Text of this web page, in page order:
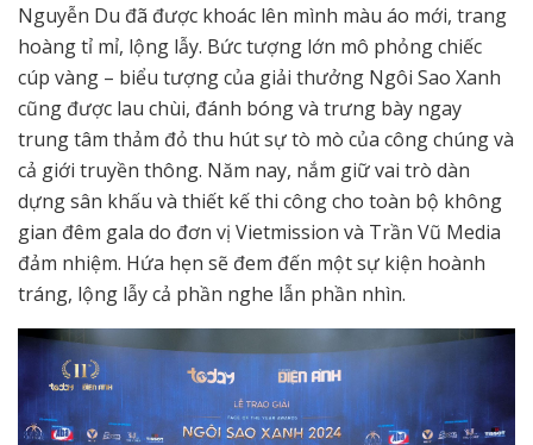
Nguyễn Du đã được khoác lên mình màu áo mới, trang
hoàng tỉ mỉ, lộng lẫy. Bức tượng lớn mô phỏng chiếc
cúp vàng – biểu tượng của giải thưởng Ngôi Sao Xanh
cũng được lau chùi, đánh bóng và trưng bày ngay
trung tâm thảm đỏ thu hút sự tò mò của công chúng và
cả giới truyền thông. Năm nay, nắm giữ vai trò dàn
dựng sân khấu và thiết kế thi công cho toàn bộ không
gian đêm gala do đơn vị Vietmission và Trần Vũ Media
đảm nhiệm. Hứa hẹn sẽ đem đến một sự kiện hoành
tráng, lộng lẫy cả phần nghe lẫn phần nhìn.